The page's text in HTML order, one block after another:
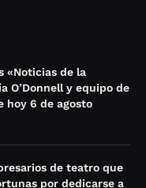
«Noticias de la
O’Donnell y equipo de
hoy 6 de agosto
de teatro que
por dedicarse a